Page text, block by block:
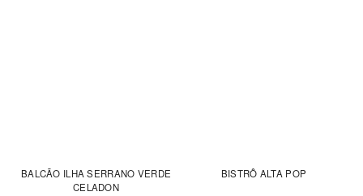
BALCÃO ILHA SERRANO VERDE
CELADON
BISTRÔ ALTA POP